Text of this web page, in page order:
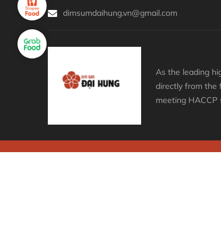
dimsumdaihung.vn@gmail.com
As the leading
directly from the
meeting HACCP